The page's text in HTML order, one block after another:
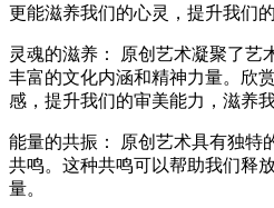
更能滋养我们的心灵，提升我们的
灵魂的滋养： 原创艺术凝聚了艺
丰富的文化内涵和精神力量。欣
感，提升我们的审美能力，滋养我
能量的共振： 原创艺术具有独特
共鸣。这种共鸣可以帮助我们释
量。